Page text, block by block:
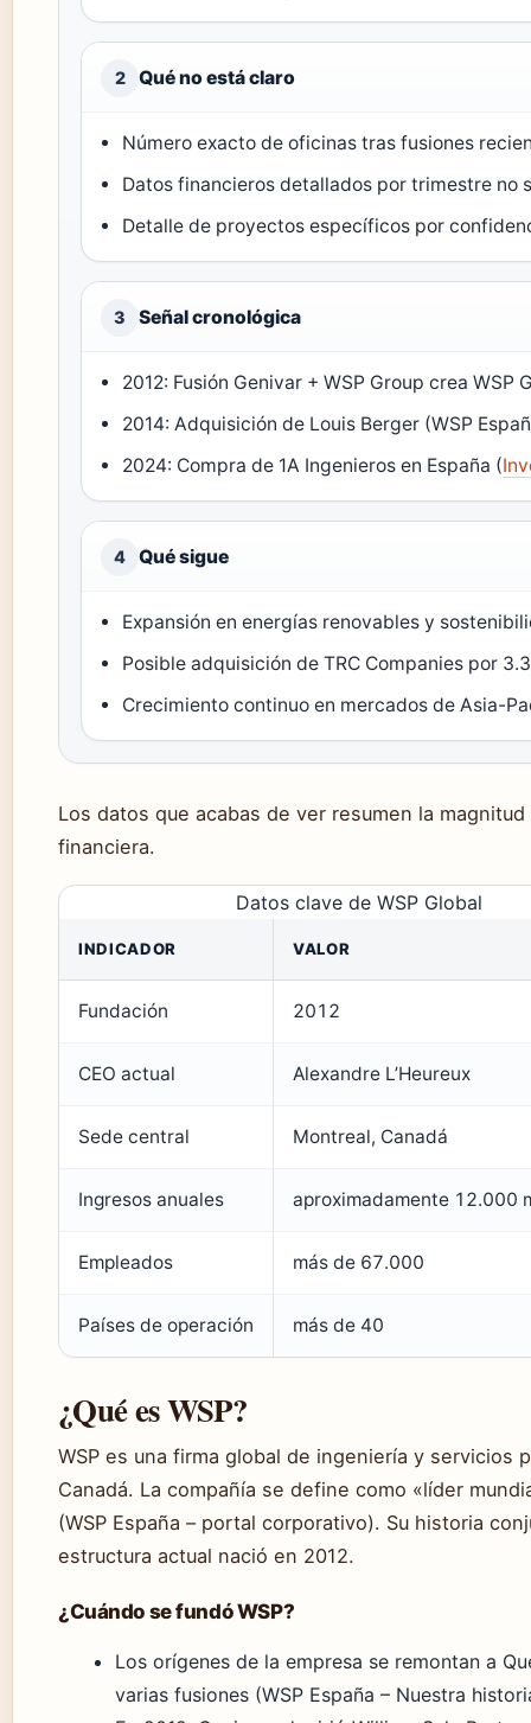
2 Qué no está claro
Número exacto de oficinas tras fusiones
Datos financieros detallados por trimestre no
Detalle de proyectos específicos por
3 Señal cronológica
2012: Fusión Genivar + WSP Group crea WSP
2014: Adquisición de Louis Berger (WSP
2024: Compra de 1A Ingenieros en España (
4 Qué sigue
Expansión en energías renovables y
Posible adquisición de TRC Companies por
Crecimiento continuo en mercados de Asia-
Los datos que acabas de ver resumen la
financiera.
Datos clave de WSP Global
INDICADOR VALOR
Fundación 2012
CEO actual Alexandre L’Heureux
Sede central Montreal, Canadá
Ingresos anuales aproximadamente 12.000
Empleados más de 67.000
Países de operación más de 40
¿Qué es WSP?
WSP es una firma global de ingeniería y servicios
Canadá. La compañía se define como «líder
(WSP España – portal corporativo). Su historia
estructura actual nació en 2012.
¿Cuándo se fundó WSP?
Los orígenes de la empresa se remontan a
varias fusiones (WSP España – Nuestra